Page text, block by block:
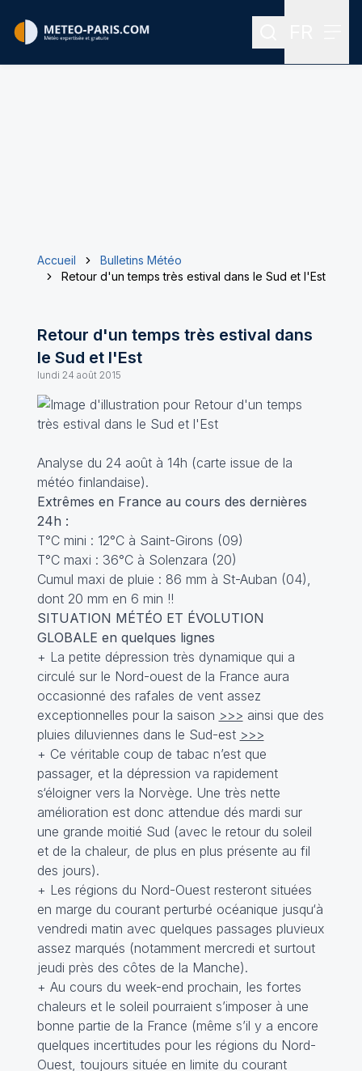
Rechercher
Accueil
Bulletins Météo
Retour d'un temps très estival dans le Sud et l'Est
Retour d'un temps très estival dans
le Sud et l'Est
lundi 24 août 2015
Analyse du 24 août à 14h (carte issue de la
météo finlandaise).
Extrêmes en France au cours des dernières
24h :
T°C mini : 12°C à Saint-Girons (09)
T°C maxi : 36°C à Solenzara (20)
Cumul maxi de pluie : 86 mm à St-Auban (04),
dont 20 mm en 6 min !!
SITUATION MÉTÉO ET ÉVOLUTION
GLOBALE en quelques lignes
+ La petite dépression très dynamique qui a
circulé sur le Nord-ouest de la France aura
occasionné des rafales de vent assez
exceptionnelles pour la saison >>> ainsi que des
pluies diluviennes dans le Sud-est >>>
+ Ce véritable coup de tabac n’est que
passager, et la dépression va rapidement
s‘éloigner vers la Norvège. Une très nette
amélioration est donc attendue dés mardi sur
une grande moitié Sud (avec le retour du soleil
et de la chaleur, de plus en plus présente au fil
des jours).
+ Les régions du Nord-Ouest resteront situées
en marge du courant perturbé océanique jusqu‘à
vendredi matin avec quelques passages pluvieux
assez marqués (notamment mercredi et surtout
jeudi près des côtes de la Manche).
+ Au cours du week-end prochain, les fortes
chaleurs et le soleil pourraient s’imposer à une
bonne partie de la France (même s’il y a encore
quelques incertitudes pour les régions du Nord-
Ouest, toujours située en limite du courant